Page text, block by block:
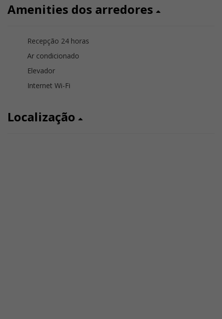
Amenities dos arredores
Recepção 24 horas
Ar condicionado
Elevador
Internet Wi-Fi
Localização